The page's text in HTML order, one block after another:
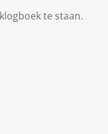
te staan.